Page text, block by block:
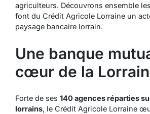
agriculteurs. Découvrons ensemble
font du Crédit Agricole Lorraine un
paysage bancaire lorrain.
Une banque
cœur de la
Forte de ses 140 agences réparties
lorrains, le Crédit Agricole Lorraine